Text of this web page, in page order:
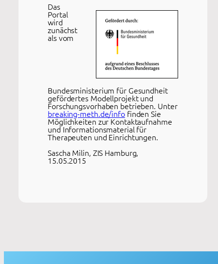
Das
Portal
wird
zunächst
als vom
Bundesministerium für Gesundheit
gefördertes Modellprojekt und
Forschungsvorhaben betrieben. Unter
breaking-meth.de/infofinden Sie
Möglichkeiten zur Kontaktaufnahme
und Informationsmaterial für
Therapeuten und Einrichtungen.
Sascha Milin, ZIS Hamburg,
15.05.2015